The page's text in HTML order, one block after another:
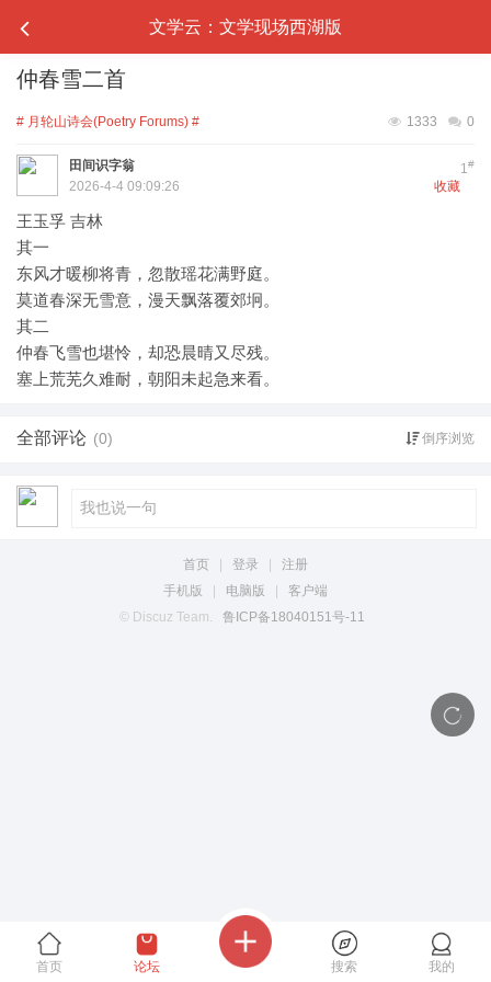
文学云：文学现场西湖版
仲春雪二首
# 月轮山诗会(Poetry Forums) # 0
1333
1#
田间识字翁
收藏
2026-4-4 09:09:26
王玉孚 吉林
其一
东风才暖柳将青，忽散瑶花满野庭。
莫道春深无雪意，漫天飘落覆郊坰。
其二
仲春飞雪也堪怜，却恐晨晴又尽残。
塞上荒芜久难耐，朝阳未起急来看。
全部评论 (0) 倒序浏览
首页 登录
注册
手机版
电脑版
客户端
© Discuz Team.
鲁ICP备18040151号-11
首页 论坛 搜索 我的